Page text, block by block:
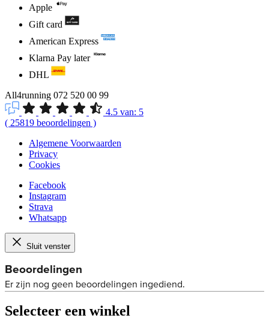
Apple
Gift card
American Express
Klarna Pay later
DHL
All4running 072 520 00 99
4.5 van: 5
( 25819 beoordelingen )
Algemene Voorwaarden
Privacy
Cookies
Facebook
Instagram
Strava
Whatsapp
Sluit venster
Selecteer een winkel